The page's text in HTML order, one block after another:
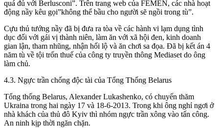
quá đủ với Berlusconi”. Trên trang web của FEMEN, các nhà hoạt
động nầy kêu gọi”không thể bầu cho người sẽ ngồi trong tù”.
Cựu thủ tướng nầy đã bị đưa ra tòa về các hành vi lạm dụng tình
dục đối với gái vị thành niên, làm ăn với xã hội đen, kinh doanh
gian lận, tham nhũng, nhận hối lộ và ăn chơi sa đọa. Đã bị kết án 4
năm tù về tội trốn thuế của công ty truyền thông Mediaset do ông
làm chủ.
4.3. Ngực trần chống độc tài của Tổng Thống Belarus
Tổng thống Belarus, Alexander Lukashenko, có chuyến thăm
Ukraina trong hai ngày 17 và 18-6-2013. Trong khi ông nghỉ ngơi ở
nhà khách của thủ đô Kyiv thì nhóm ngực trần xông vào tấn công.
An ninh kịp thời ngăn chặn.